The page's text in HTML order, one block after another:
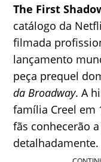
The First
catálogo da
filmada
lançamento
peça prequel
da Broadway. A
família Creel em
fãs conhecerão
detalhadamente.